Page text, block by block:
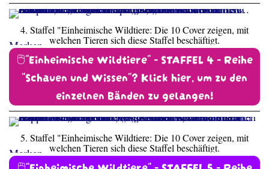
4. Staffel "Einheimische Wildtiere: Die 10 Cover zeigen, mit
welchen Tieren sich diese Staffel beschäftigt.
Merken
🖱️"Einheimische Wildtiere" - STAFFEL 4 - Reihe
"Schauen und Wissen"? Klick hier, um zu den
einzelnen Bänden zu gelangen!
5. Staffel "Einheimische Wildtiere: Die 10 Cover zeigen, mit
welchen Tieren sich diese Staffel beschäftigt.
Merken